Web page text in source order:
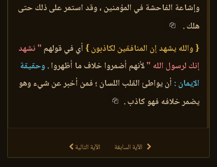
وإشاعة الفاحشة في المؤمنين ، وقد استمر على ذلك حتى
هلك .
{ والله يشهد إن المنافقين لكاذبون } أي في قولهم " نشهد
إنك لرسول الله "لأنهم أضمروا خلاف ما أظهروا .وحقيقة
الإيمان : أن يواطئ القلب اللسان ؛ فمن أخبر عن شيء وهو
يضمر خلافه فهو كاذب .
الآية السابقة الآية التالية